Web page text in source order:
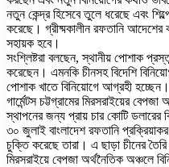
নতুন কেন্দ্র হিসেবে তুলে ধরেছে এবং
করেছে। গ্রীষ্মকালীন রফতানি
সহায়ক হবে।
সংশ্লিষ্টরা বলছেন, স্থানীয় পোশাক
করেছেন। এমনকি চীনসহ বিদেশি
পোশাক খাতে বিনিয়োগে আগ্রহী হচ্ছেন।
গার্মেন্টস চট্টগ্রামের মিরসরাইয়ের
স্থাপনের জন্য প্রায় চার কোটি
৩০ জুলাই বাংলাদেশ রফতানি
চুক্তি করেছে তারা। এ ছাড়া চীনের
মিরসরাইয়ে বেপজা অর্থনৈতিক অঞ্চলে